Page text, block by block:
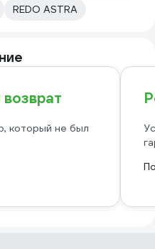
REDO ASTRA
который не был